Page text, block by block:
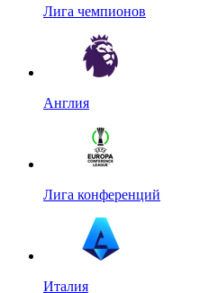
Лига чемпионов
Англия
Лига конференций
Италия